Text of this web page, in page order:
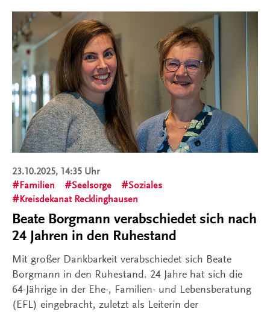
23.10.2025, 14:35 Uhr
Familien
Seelsorge
Soziales
Kreisdekanat Recklinghausen
Beate Borgmann verabschiedet sich nach
24 Jahren in den Ruhestand
Mit großer Dankbarkeit verabschiedet sich Beate
Borgmann in den Ruhestand. 24 Jahre hat sich die
64-Jährige in der Ehe-, Familien- und Lebensberatung
(EFL) eingebracht, zuletzt als Leiterin der